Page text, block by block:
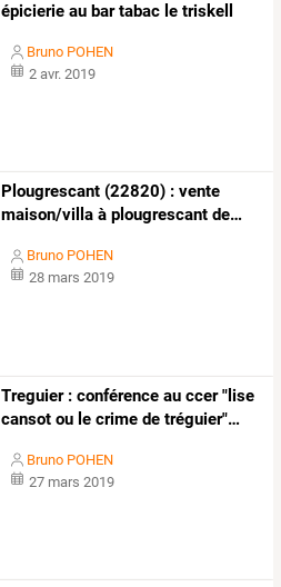
épicierie au bar tabac le triskell
Bruno POHEN
2 avr. 2019
Plougrescant (22820) : vente
maison/villa à plougrescant de…
Bruno POHEN
28 mars 2019
Treguier: conférence au ccer"lise
cansot ou le crime de tréguier"…
Bruno POHEN
27 mars 2019